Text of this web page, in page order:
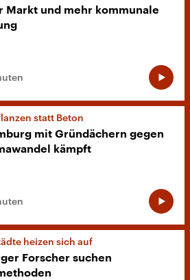
Markt und mehr kommunale
statt Beton
mit Gründächern gegen
kämpft
heizen sich auf
Forscher suchen